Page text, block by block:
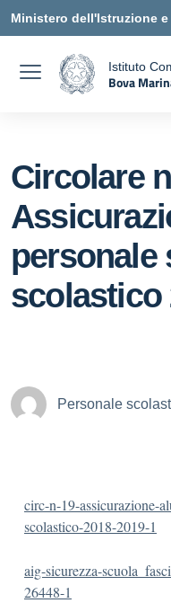
Ministero dell'Istruzione e
Istituto
Bova
Circolare
personale
scolastico
Personale
circ-n-19-assicurazione-
scolastico-2018-2019-1
aig-sicurezza-
26448-1